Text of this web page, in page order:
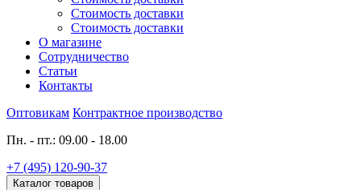
Стоимость доставки
Стоимость доставки
О магазине
Сотрудничество
Статьи
Контакты
Оптовикам Контрактное производство
Пн. - пт.: 09.00 - 18.00
+7 (495) 120-90-37
Каталог товаров